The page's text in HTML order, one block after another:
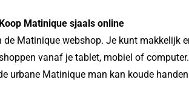
Koop Matinique sjaals online
Matinique webshop. Je kunt makkelijk
vanaf je tablet, mobiel of
urbane Matinique man kan koude